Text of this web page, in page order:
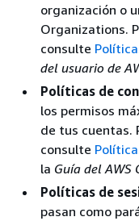
organización o
Organizations.
consulte
del usuario de
Políticas de
los permisos
de tus cuentas.
consulte
la Guía del AWS
Políticas de
pasan como